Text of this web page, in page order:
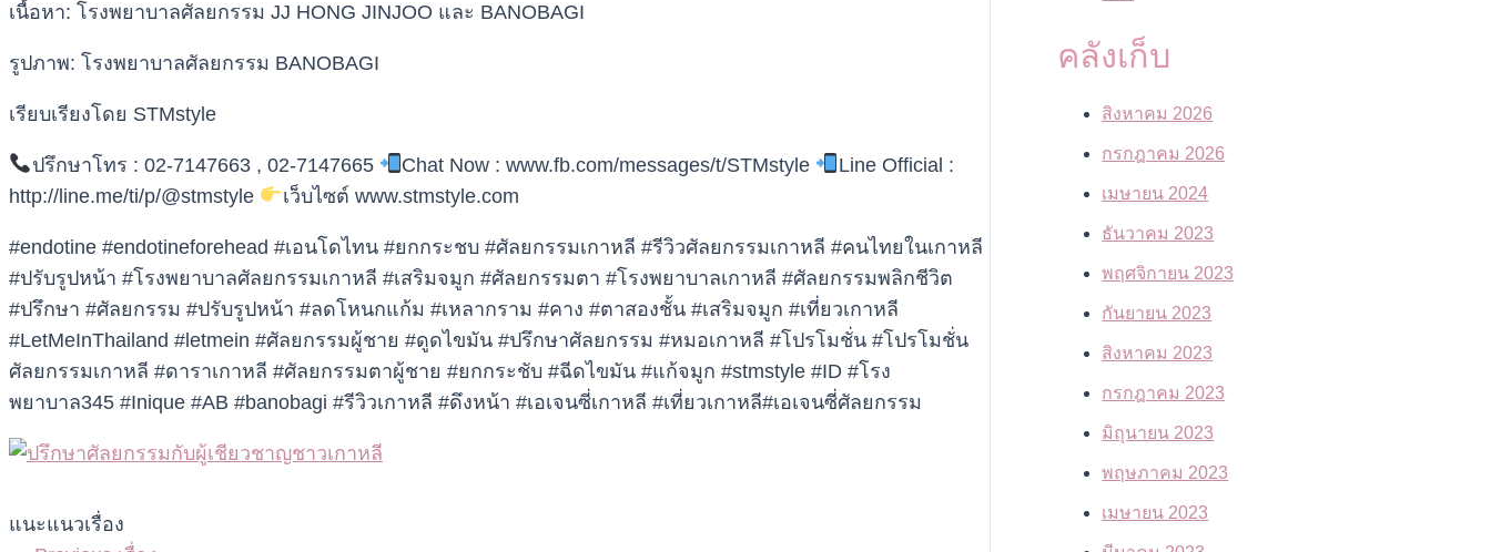
เนื้อหา: โรงพยาบาลศัลยกรรม JJ HONG JINJOO และ BANOBAGI
รูปภาพ: โรงพยาบาลศัลยกรรม BANOBAGI
เรียบเรียงโดย STMstyle
ปรึกษาโทร : 02-7147663 , 02-7147665 Chat Now : www.fb.com/messages/t/STMstyle
Line Official :
http://line.me/ti/p/@stmstyle
เว็บไซต์ www.stmstyle.com
#endotine #endotineforehead #เอนโดไทน #ยกกระชบ #ศัลยกรรมเกาหลี #รีวิวศัลยกรรมเกาหลี #คนไทยในเกาหลี
#ปรับรูปหน้า #โรงพยาบาลศัลยกรรมเกาหลี #เสริมจมูก #ศัลยกรรมตา #โรงพยาบาลเกาหลี #ศัลยกรรมพลิกชีวิต
#ปรึกษา #ศัลยกรรม #ปรับรูปหน้า #ลดโหนกแก้ม #เหลากราม #คาง #ตาสองชั้น #เสริมจมูก #เที่ยวเกาหลี
#LetMeInThailand #letmein #ศัลยกรรมผู้ชาย #ดูดไขมัน #ปรึกษาศัลยกรรม #หมอเกาหลี #โปรโมชั่น #โปรโมชั่น
ศัลยกรรมเกาหลี #ดาราเกาหลี #ศัลยกรรมตาผู้ชาย #ยกกระชับ #ฉีดไขมัน #แก้จมูก #stmstyle #ID #โรง
พยาบาล345 #Inique #AB #banobagi #รีวิวเกาหลี #ดึงหน้า #เอเจนซี่เกาหลี #เที่ยวเกาหลี#เอเจนซี่ศัลยกรรม
แนะแนวเรื่อง
คลังเก็บ
สิงหาคม 2026
กรกฎาคม 2026
เมษายน 2024
ธันวาคม 2023
พฤศจิกายน 2023
กันยายน 2023
สิงหาคม 2023
กรกฎาคม 2023
มิถุนายน 2023
พฤษภาคม 2023
เมษายน 2023